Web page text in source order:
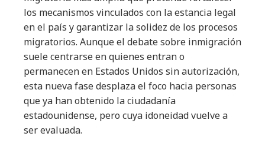
los mecanismos vinculados con la estancia legal
en el país y garantizar la solidez de los procesos
migratorios. Aunque el debate sobre inmigración
suele centrarse en quienes entran o
permanecen en Estados Unidos sin autorización,
esta nueva fase desplaza el foco hacia personas
que ya han obtenido la ciudadanía
estadounidense, pero cuya idoneidad vuelve a
ser evaluada.